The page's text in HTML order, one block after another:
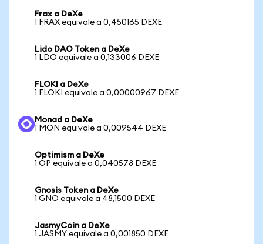
Frax a DeXe
1 FRAX equivale a 0,450165 DEXE
Lido DAO Token a DeXe
1 LDO equivale a 0,133006 DEXE
FLOKI a DeXe
1 FLOKI equivale a 0,00000967 DEXE
Monad a DeXe
1 MON equivale a 0,009544 DEXE
Optimism a DeXe
1 OP equivale a 0,040578 DEXE
Gnosis Token a DeXe
1 GNO equivale a 48,1500 DEXE
JasmyCoin a DeXe
1 JASMY equivale a 0,001850 DEXE